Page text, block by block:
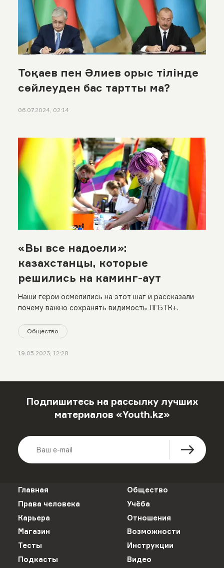
Тоқаев пен Әлиев орыс тілінде
сөйлеуден бас тартты ма?
06.07.2024, 02:14
«Вы все надоели»:
казахстанцы, которые
решились на каминг-аут
Наши герои осмелились на этот шаг и рассказали
почему важно сохранять видимость ЛГБТК+.
Общество
19.05.2023, 12:28
Подпишитесь на рассылку лучших
материалов «Youth.kz»
Главная
Общество
Права человека
Учёба
Карьера
Отношения
Магазин
Возможности
Тесты
Инструкции
Подкасты
Видео